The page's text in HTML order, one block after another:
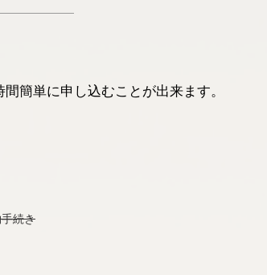
簡単に申し込むことが出来ます。
続き